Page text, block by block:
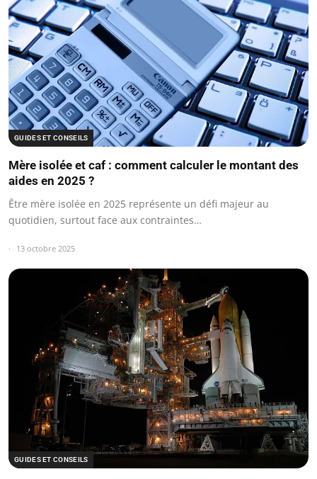
GUIDES ET CONSEILS
Mère isolée et caf : comment calculer le montant des
aides en 2025 ?
Être mère isolée en 2025 représente un défi majeur au
quotidien, surtout face aux contraintes…
13 octobre 2025
GUIDES ET CONSEILS